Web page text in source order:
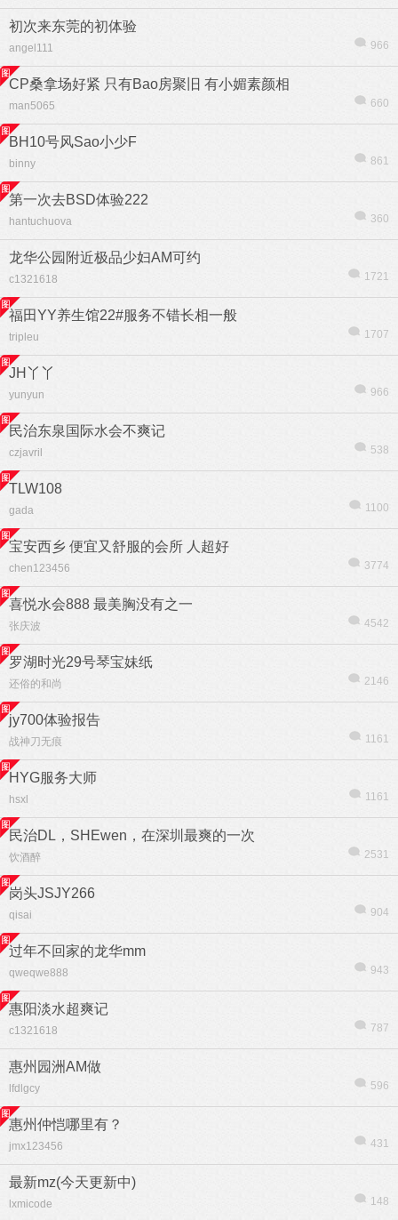
初次来东莞的初体验
angel111 966
CP桑拿场好紧 只有Bao房聚旧 有小媚素颜相
man5065 660
BH10号风Sao小少F
binny 861
第一次去BSD体验222
hantuchuova 360
龙华公园附近极品少妇AM可约
c1321618 1721
福田YY养生馆22#服务不错长相一般
tripleu 1707
JH丫丫
yunyun 966
民治东泉国际水会不爽记
czjavril 538
TLW108
gada 1100
宝安西乡 便宜又舒服的会所 人超好
chen123456 3774
喜悦水会888 最美胸没有之一
张庆波 4542
罗湖时光29号琴宝妹纸
还俗的和尚 2146
jy700体验报告
战神刀无痕 1161
HYG服务大师
hsxl 1161
民治DL，SHEwen，在深圳最爽的一次
饮酒醉 2531
岗头JSJY266
qisai 904
过年不回家的龙华mm
qweqwe888 943
惠阳淡水超爽记
c1321618 787
惠州园洲AM做
lfdlgcy 596
惠州仲恺哪里有？
jmx123456 431
最新mz(今天更新中)
lxmicode 148